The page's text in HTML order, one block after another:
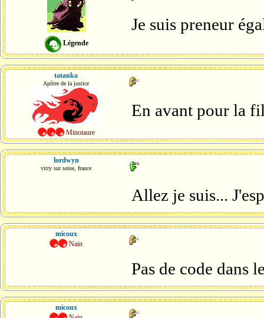
Légende
Je suis preneur
tatanka
Apôtre de la justice
Minotaure
En avant pour la
lordwyn
vitry sur seine, france
Allez je suis...
micoux
Nain
Pas de code dans
micoux